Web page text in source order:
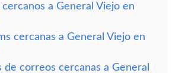
cercanos a General Viejo en
cercanas a General Viejo en
de correos cercanas a General